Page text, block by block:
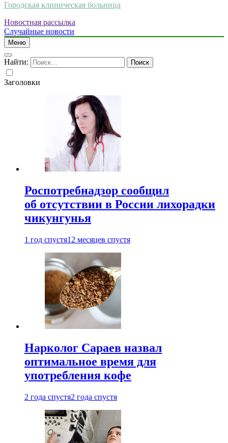
Городская клиническая больница
Новостная рассылка
Случайные новости
Меню
Найти:
Заголовки
Роспотребнадзор сообщил
об отсутствии в России лихорадки
чикунгунья
1 год спустя12 месяцев спустя
Нарколог Сараев назвал
оптимальное время для
употребления кофе
2 года спустя2 года спустя